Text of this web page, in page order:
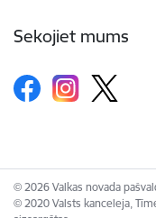
Sekojiet mums
© 2026 Valkas novada
© 2020 Valsts kanceleja,